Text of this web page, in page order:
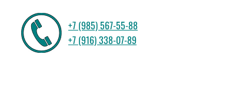
+7 (985) 567-55-88
+7 (916) 338-07-89